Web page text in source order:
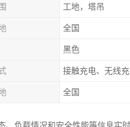
工地，塔吊
全国
黑色
接触充电、无线
全国